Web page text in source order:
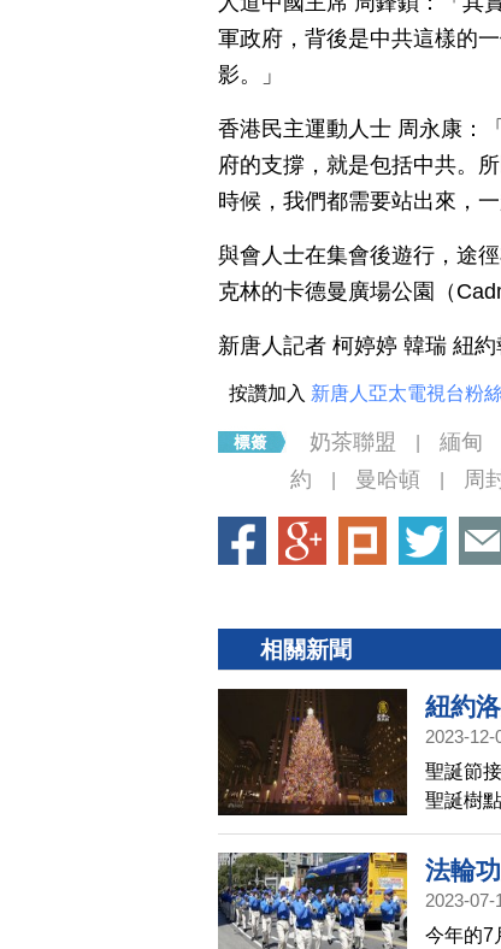
軍政府，背後是中共這樣的
影。」
香港民主運動人士 周永康：
府的支撐，就是包括中共。
時候，我們都需要站出來，
與會人士在集會後遊行，途
克林的卡德曼廣場公園（
新唐人記者 柯婷婷 韓瑞 紐
按讚加入 新唐人亞太電視台粉
奶茶聯盟 緬甸
約
曼哈頓 周
相關新聞
紐約
2023-12-
聖誕節
聖誕樹
法輪
2023-07-
今年的7